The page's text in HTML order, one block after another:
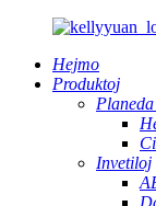
Hejmo
Produktoj
Invetiloj